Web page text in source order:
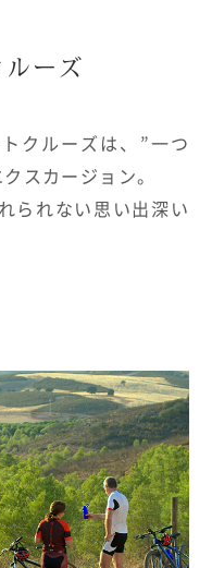
ーズ
クルーズは、”一つ
スカージョン。
られない思い出深い